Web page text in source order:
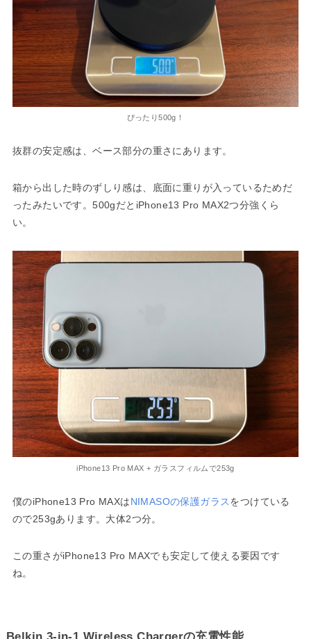
ぴったり500g！
抜群の安定感は、ベース部分の重さにあります。
箱から出した時のずしり感は、底面に重りが入っているためだ
ったみたいです。500gだとiPhone13 Pro MAX2つ分強くら
い。
iPhone13 Pro MAX + ガラスフィルムで253g
僕のiPhone13 Pro MAXはNIMASOの保護ガラスをつけている
ので253gあります。大体2つ分。
この重さがiPhone13 Pro MAXでも安定して使える要因です
ね。